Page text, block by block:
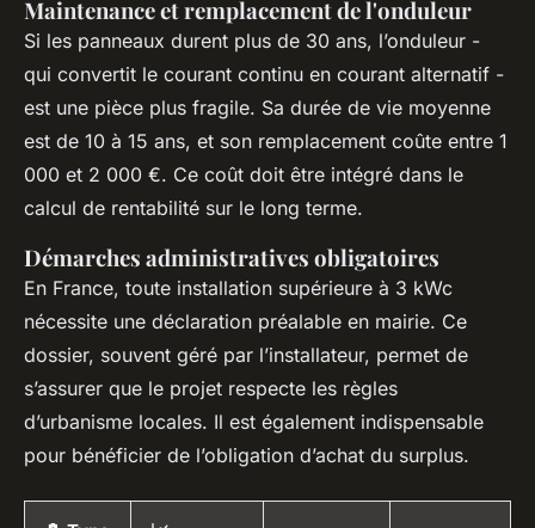
Maintenance et remplacement de l'onduleur
Si les panneaux durent plus de 30 ans, l’onduleur -
qui convertit le courant continu en courant alternatif -
est une pièce plus fragile. Sa durée de vie moyenne
est de 10 à 15 ans, et son remplacement coûte entre 1
000 et 2 000 €. Ce coût doit être intégré dans le
calcul de rentabilité sur le long terme.
Démarches administratives obligatoires
En France, toute installation supérieure à 3 kWc
nécessite une déclaration préalable en mairie. Ce
dossier, souvent géré par l’installateur, permet de
s’assurer que le projet respecte les règles
d’urbanisme locales. Il est également indispensable
pour bénéficier de l’obligation d’achat du surplus.